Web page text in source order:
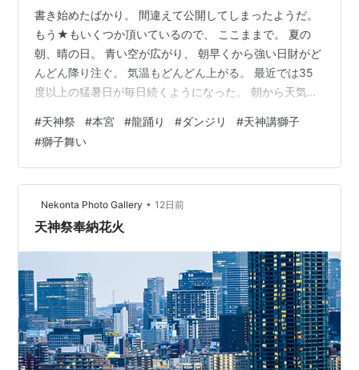
書き始めたばかり。 間違えて公開してしまったようだ。
もう★もいくつか頂いているので、 ここままで。 夏の
朝、晴の日。 青い空が広がり、 朝早くから強い日財がど
んどん降り注ぐ。 気温もどんどん上がる。 最近では35
度以上の猛暑日が毎日続くようになった。 朝から天気が
の個性の強い季節感を味わいたくて。 そして、 7月25日
は天神祭りの本宮の日。 当然この日も、暑い日。 最高気
温36度 晴。 日差しがどんどん降り注ぐ。 外出は控えた
方がいい日なのだろう。 夜には船渡御や花火など、天神
祭りのメインイベントが控えている。 この日は、夜が祭
のメインか…
#天神祭 #本宮 #龍踊り #ダンジリ #天神講獅子
#獅子舞い
Nekonta Photo Gallery • 12日前
天神祭奉納花火